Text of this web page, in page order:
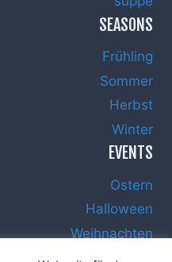
SEASONS
Frühling
Sommer
Herbst
Winter
EVENTS
Ostern
Halloween
Weihnachten
Silvester